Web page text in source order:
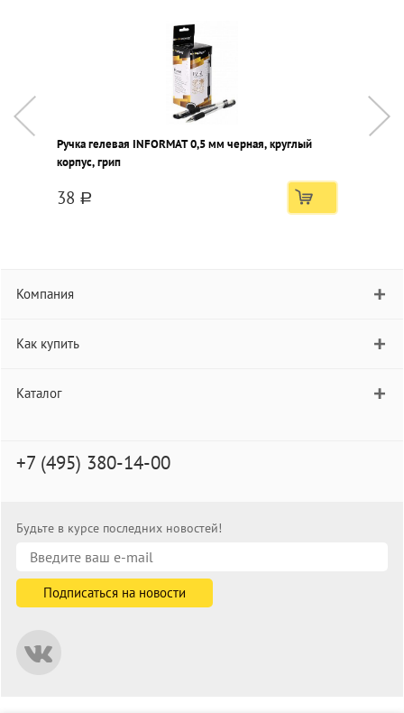
Ручка гелевая INFORMAT 0,5 мм черная, круглый
корпус, грип
38 a
Компания
Как купить
Каталог
+7 (495) 380-14-00
Будьте в курсе последних новостей!